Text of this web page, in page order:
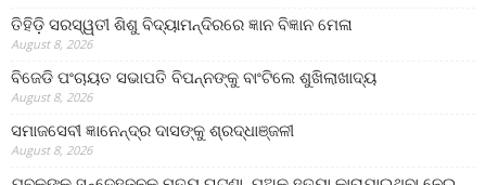
ତିହିଡି଼ ସରସ୍ୱତୀ ଶିଶୁ ବିଦ୍ୟାମନ୍ଦିରରେ ଜ୍ଞାନ ବିଜ୍ଞାନ ମେଳା
August 8, 2026
ବିଜେଡି ପଂଚାୟତ ସଭାପତି ବିପନ୍ନଙ୍କୁ ବାଂଟିଲେ ଶୁଖିଲାଖାଦ୍ୟ
August 8, 2026
ସମାଜସେବୀ ଜ୍ଞାନେନ୍ଦ୍ର ଦାସଙ୍କୁ ଶ୍ରଦ୍ଧାଞ୍ଜଳୀ
August 8, 2026